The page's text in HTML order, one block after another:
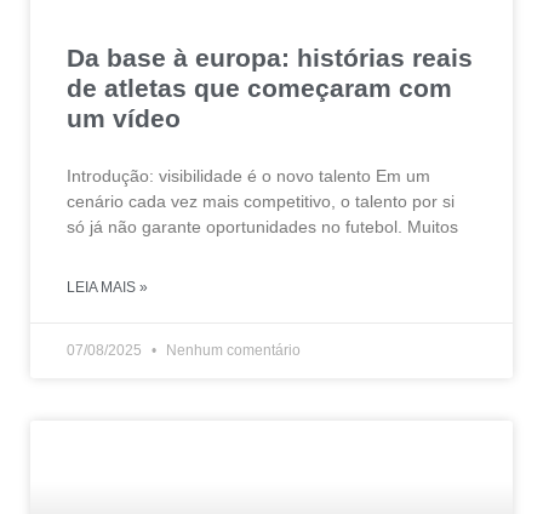
Da base à europa: histórias reais
de atletas que começaram com
um vídeo
Introdução: visibilidade é o novo talento Em um
cenário cada vez mais competitivo, o talento por si
só já não garante oportunidades no futebol. Muitos
LEIA MAIS »
07/08/2025 Nenhum comentário